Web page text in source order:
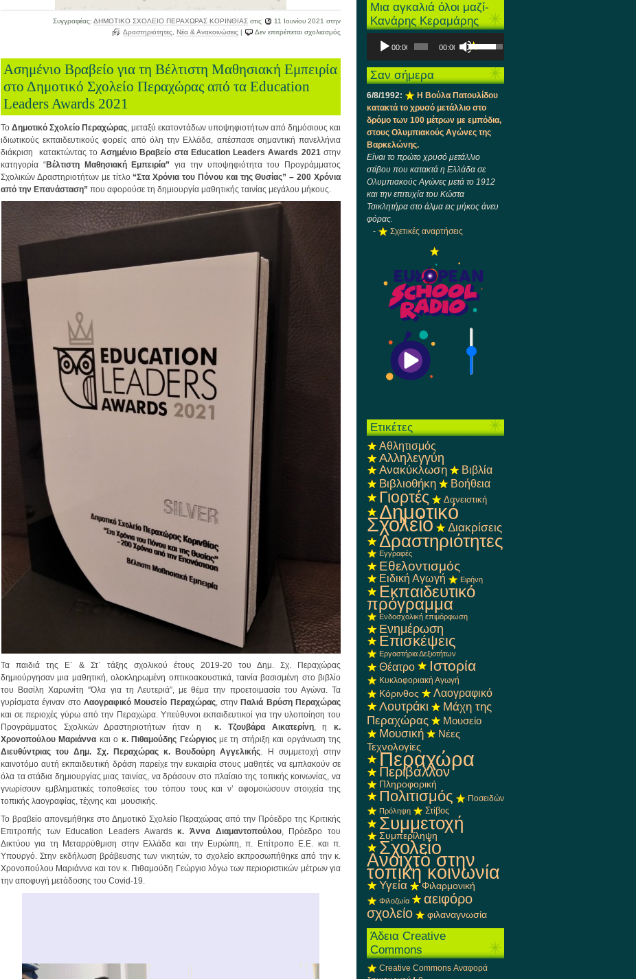
Συγγραφέας: ΔΗΜΟΤΙΚΟ ΣΧΟΛΕΙΟ ΠΕΡΑΧΩΡΑΣ ΚΟΡΙΝΘΙΑΣ στις 11 Ιουνίου 2021 στην
Δραστηριότητες, Νέα & Ανακοινώσεις | Δεν επιτρέπεται σχολιασμός
Δημοτικού
Περαχώρας
Μαραθώνιο
Ανακύκλωσης
Followgreen
Ασημένιο Βραβείο για τη Βέλτιστη Μαθησιακή Εμπειρία
στο Δημοτικό Σχολείο Περαχώρας από τα Education
Leaders Awards 2021
Το Δημοτικό Σχολείο Περαχώρας , μεταξύ εκατοντάδων υποψηφιοτήτων από δημόσιους και
ιδιωτικούς εκπαιδευτικούς φορείς από όλη την Ελλάδα, απέσπασε σημαντική πανελλήνια
διάκριση κατακτώντας τοΑσημένιο Βραβείο στα Education Leaders Awards 2021 στην
κατηγορία “Βέλτιστη Μαθησιακή Εμπειρία” για την υποψηφιότητα του Προγράμματος
Σχολικών Δραστηριοτήτων με τίτλο “Στα Χρόνια του Πόνου και της Θυσίας” – 200 Χρόνια
από την Επανάσταση” που αφορούσε τη δημιουργία μαθητικής ταινίας μεγάλου μήκους.
Τα παιδιά της Ε΄ & Στ΄ τάξης σχολικού έτους 2019-20 του Δημ. Σχ. Περαχώρας
δημιούργησαν μια μαθητική, ολοκληρωμένη οπτικοακουστικά, ταινία βασισμένη στο βιβλίο
του Βασίλη Χαρωνίτη “Όλα για τη Λευτεριά”, με θέμα την προετοιμασία του Αγώνα. Τα
γυρίσματα έγιναν στο Λαογραφικό Μουσείο Περαχώρας, στην Παλιά Βρύση Περαχώρας
και σε περιοχές γύρω από την Περαχώρα. Υπεύθυνοι εκπαιδευτικοί για την υλοποίηση του
Προγράμματος Σχολικών Δραστηριοτήτων ήταν ηκ. Τζουβάρα Αικατερίνη, ηκ.
Χρονοπούλου Μαριάννα και ο κ. Πιθαμούδης Γεώργιοςμε τη στήριξη και οργάνωση της
Διευθύντριας του Δημ. Σχ. Περαχώρας κ. Βουδούρη Αγγελικής. Η συμμετοχή στην
καινοτόμο αυτή εκπαιδευτική δράση παρείχε την ευκαιρία στους μαθητές να εμπλακούν σε
όλα τα στάδια δημιουργίας μιας ταινίας, να δράσουν στο πλαίσιο της τοπικής κοινωνίας, να
γνωρίσουν εμβληματικές τοποθεσίες του τόπου τους και ν’ αφομοιώσουν στοιχεία της
τοπικής λαογραφίας, τέχνης και μουσικής.
Το βραβείο απονεμήθηκε στο Δημοτικό Σχολείο Περαχώρας από την Πρόεδρο της Κριτικής
Επιτροπής των Education Leaders Awardsκ. Άννα Διαμαντοπούλου, Πρόεδρο του
Δικτύου για τη Μεταρρύθμιση στην Ελλάδα και την Ευρώπη, π. Επίτροπο Ε.Ε. και π.
Υπουργό. Στην εκδήλωση βράβευσης των νικητών, το σχολείο εκπροσωπήθηκε από την κ.
Χρονοπούλου Μαριάννα και τον κ. Πιθαμούδη Γεώργιο λόγω των περιοριστικών μέτρων για
την αποφυγή μετάδοσης του Covid-19.
Μια αγκαλιά όλοι μαζί-
Κανάρης Κεραμάρης
Πρόγραμμα
Αναπαραγωγής
Ήχου
00:00 00:00
τα
πλήκτρα
Πάνω/
βέλος
για
να
αυξήσετε
μειώσετε
ένταση.
Σαν σήμερα
6/8/1992:
Η Βούλα Πατουλίδου
κατακτά το χρυσό μετάλλιο στο
δρόμο των 100 μέτρων με εμπόδια,
στους Ολυμπιακούς Αγώνες της
Βαρκελώνης.
Είναι το πρώτο χρυσό μετάλλιο
στίβου που κατακτά η Ελλάδα σε
Ολυμπιακούς Αγώνες μετά το 1912
και την επιτυχία του Κώστα
Τσικλητήρα στο άλμα εις μήκος άνευ
φόρας.
-
Σχετικές αναρτήσεις
Ετικέτες
Αθλητισμός
Αλληλεγγύη
Ανακύκλωση Βιβλία
Βιβλιοθήκη Βοήθεια
Γιορτές Δανειστική
Δημοτικό
Σχολείο Διακρίσεις
Δραστηριότητες
Εγγραφές
Εθελοντισμός
Ειδική Αγωγή Ειρήνη
Εκπαιδευτικό
πρόγραμμα
Ενδοσχολική επιμόρφωση
Ενημέρωση
Επισκέψεις
Εργαστήρια Δεξιοτήτων
Θέατρο Ιστορία
Κυκλοφοριακή Αγωγή
Κόρινθος Λαογραφικό
Λουτράκι
Μάχη της
Περαχώρας
Μουσείο
Μουσική
Νέες
Τεχνολογίες
Περαχώρα
Περιβάλλον
Πληροφορική
Πολιτισμός Ποσειδών
Πρόληψη Στίβος
Συμμετοχή
Συμπερίληψη
Σχολείο
Ανοιχτό στην
τοπική κοινωνία
Υγεία Φιλαρμονική
Φιλοζωία
αειφόρο
σχολείο
φιλαναγνωσία
Άδεια Creative
Commons
Creative Commons Αναφορά